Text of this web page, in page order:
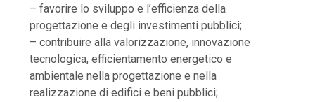
– favorire lo sviluppo e l’efficienza della
progettazione e degli investimenti pubblici;
– contribuire alla valorizzazione, innovazione
tecnologica, efficientamento energetico e
ambientale nella progettazione e nella
realizzazione di edifici e beni pubblici;